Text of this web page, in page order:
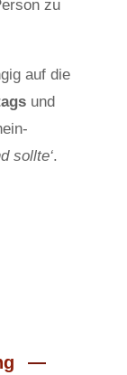
zu
auf die
und
sollte‘.